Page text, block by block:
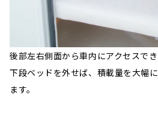
後部左右側面から車内にアクセスでき
下段ベッドを外せば、積載量を大幅
ます。